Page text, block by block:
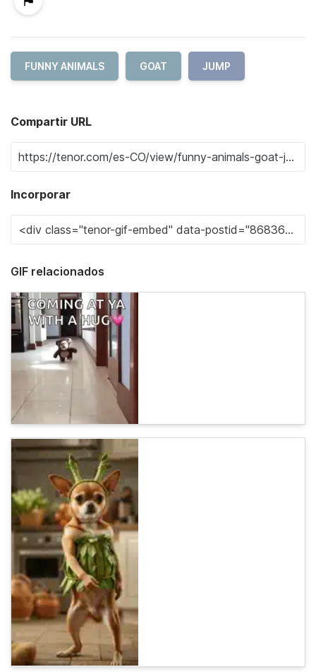
FUNNY ANIMALS GOAT JUMP
Compartir URL
Incorporar
GIF relacionados